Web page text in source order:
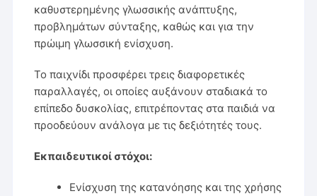
καθυστερημένης γλωσσικής ανάπτυξης,
προβλημάτων σύνταξης, καθώς και για την
πρώιμη γλωσσική ενίσχυση.
Το παιχνίδι προσφέρει τρεις διαφορετικές
παραλλαγές, οι οποίες αυξάνουν σταδιακά το
επίπεδο δυσκολίας, επιτρέποντας στα παιδιά να
προοδεύουν ανάλογα με τις δεξιότητές τους.
Εκπαιδευτικοί στόχοι:
Ενίσχυση της κατανόησης και της χρήσης